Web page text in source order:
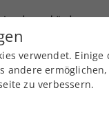
Landesverbände
Über uns
verwendet. Einige
andere
zu verbessern.